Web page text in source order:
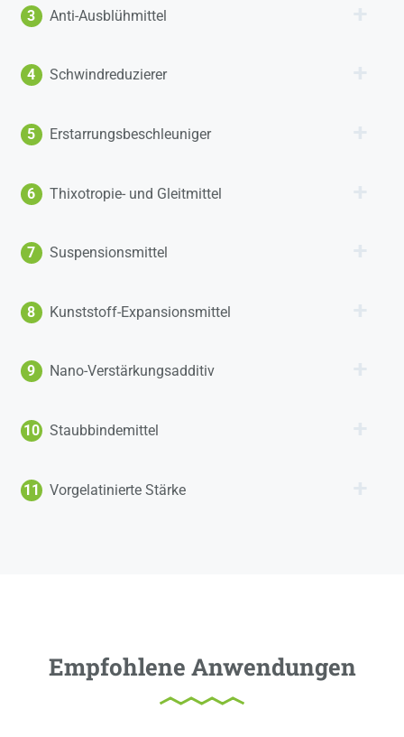
3 Anti-Ausblühmittel
4 Schwindreduzierer
5 Erstarrungsbeschleuniger
6 Thixotropie- und Gleitmittel
7 Suspensionsmittel
8 Kunststoff-Expansionsmittel
9 Nano-Verstärkungsadditiv
10 Staubbindemittel
11 Vorgelatinierte Stärke
Empfohlene Anwendungen